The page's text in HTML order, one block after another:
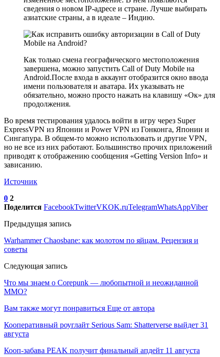
сведения о новом IP-адресе и стране. Лучше выбирать
азиатские страны, а в идеале – Индию.
Как только смена географического местоположения
завершена, можно запустить Call of Duty Mobile на
Android.После входа в аккаунт отобразится окно ввода
имени пользователя и аватара. Их указывать не
обязательно, можно просто нажать на клавишу «Ок» для
продолжения.
Во время тестирования удалось войти в игру через Super
ExpressVPN из Японии и Power VPN из Гонконга, Японии и
Сингапура. В общем-то можно использовать и другие VPN,
но не все из них работают. Большинство прочих приложений
приводят к отображению сообщения «Getting Version Info» и
зависанию.
Источник
0 2
Поделится FacebookTwitterVKOK.ruTelegramWhatsAppViber
Предыдущая запись
Warhammer Chaosbane: как молотом по яйцам. Рецензия и
советы
Следующая запись
Что мы знаем о Corepunk — любопытной и неожиданной
MMO?
Вам также могут понравиться Еще от автора
Кооперативный роуглайт Serious Sam: Shatterverse выйдет 31
августа
Кооп-забава PEAK получит финальный апдейт 11 августа